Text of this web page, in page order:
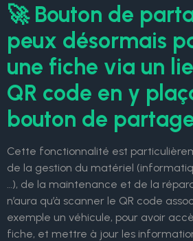
🚀 Bouton de
peux désormais
une fiche via un
QR code en y
bouton de
Cette fonctionnalité est
de la gestion du matériel
…), de la maintenance et de la
n’aura qu’à scanner le QR code
exemple un véhicule, pour avoir
fiche, et mettre à jour les